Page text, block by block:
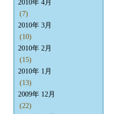
2010年 4月
(7)
2010年 3月
(10)
2010年 2月
(15)
2010年 1月
(13)
2009年 12月
(22)